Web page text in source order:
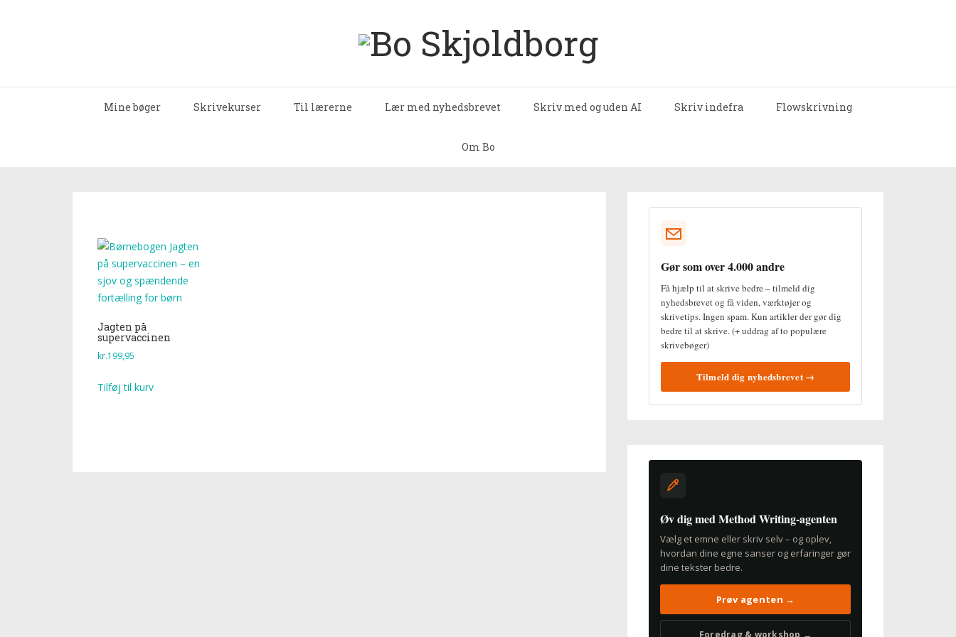
Mine bøger Skrivekurser Til lærerne Lær med nyhedsbrevet Skriv med og uden AI Skriv indefra Flowskrivning
Om Bo
Jagten på
supervaccinen
kr.199,95
Tilføj til kurv
Gør som over 4.000 andre
Få hjælp til at skrive bedre – tilmeld dig
nyhedsbrevet og få viden, værktøjer og
skrivetips. Ingen spam. Kun artikler der gør dig
bedre til at skrive. (+ uddrag af to populære
skrivebøger)
Tilmeld dig nyhedsbrevet →
Øv dig med Method Writing-agenten
Vælg et emne eller skriv selv – og oplev,
hvordan dine egne sanser og erfaringer gør
dine tekster bedre.
Prøv agenten →
Foredrag & workshop →